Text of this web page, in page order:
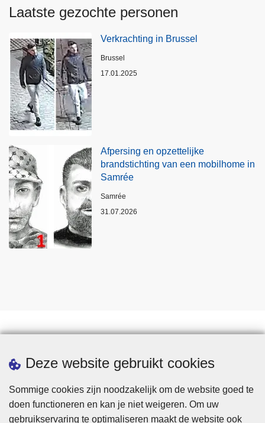
Deze website gebruikt cookies
Sommige cookies zijn noodzakelijk om de website goed te
doen functioneren en kan je niet weigeren. Om uw
gebruikservaring te optimaliseren maakt de website ook
Laatste gezochte personen
Verkrachting in Brussel
Plaats
Brussel
17.01.2025
Afpersing en opzettelijke
brandstichting van een mobilhome in
Samrée
Plaats
Samrée
31.07.2026